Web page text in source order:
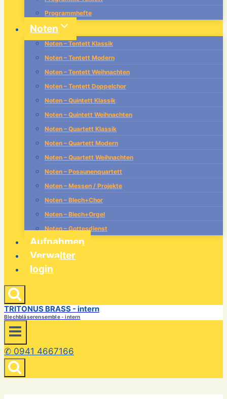
Programmhefte
Noten
Noten – Tentett Klassik
Noten – Tentett Modern
Noten – Tentett Weihnachten
Noten – Tentett Doppelchor
Noten – Quintett Klassik
Noten – Quintett Weihnachten
Noten – Quartett Klassik
Noten – Quartett Modern
Noten – Quartett Weihnachten
Noten – Posaunenquartett
Noten – Messen / Projekte
Noten – Blech+Chor
Noten – Blech+Orgel
Noten – Gottesdienst
Aufnahmen
Verwalter
login
TRITONUS BRASS - intern
Blechbläserensemble - intern
✆ 0941 4667166